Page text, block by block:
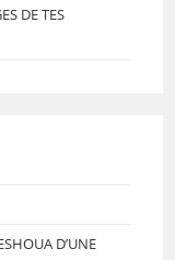
DE TES
D’UNE